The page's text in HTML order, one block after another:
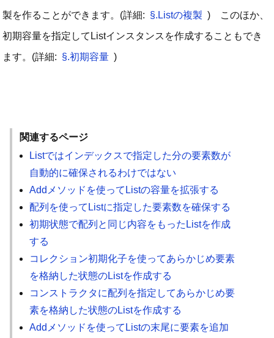
製を作ることができます。(詳細: §.Listの複製 ) このほか、
初期容量を指定してListインスタンスを作成することもでき
ます。(詳細: §.初期容量 )
関連するページ
Listではインデックスで指定した分の要素数が
自動的に確保されるわけではない
Addメソッドを使ってListの容量を拡張する
配列を使ってListに指定した要素数を確保する
初期状態で配列と同じ内容をもったListを作成
する
コレクション初期化子を使ってあらかじめ要素
を格納した状態のListを作成する
コンストラクタに配列を指定してあらかじめ要
素を格納した状態のListを作成する
Addメソッドを使ってListの末尾に要素を追加